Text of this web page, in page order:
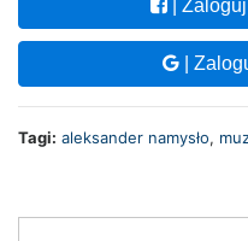
|
|
Tagi: aleksander namysło,